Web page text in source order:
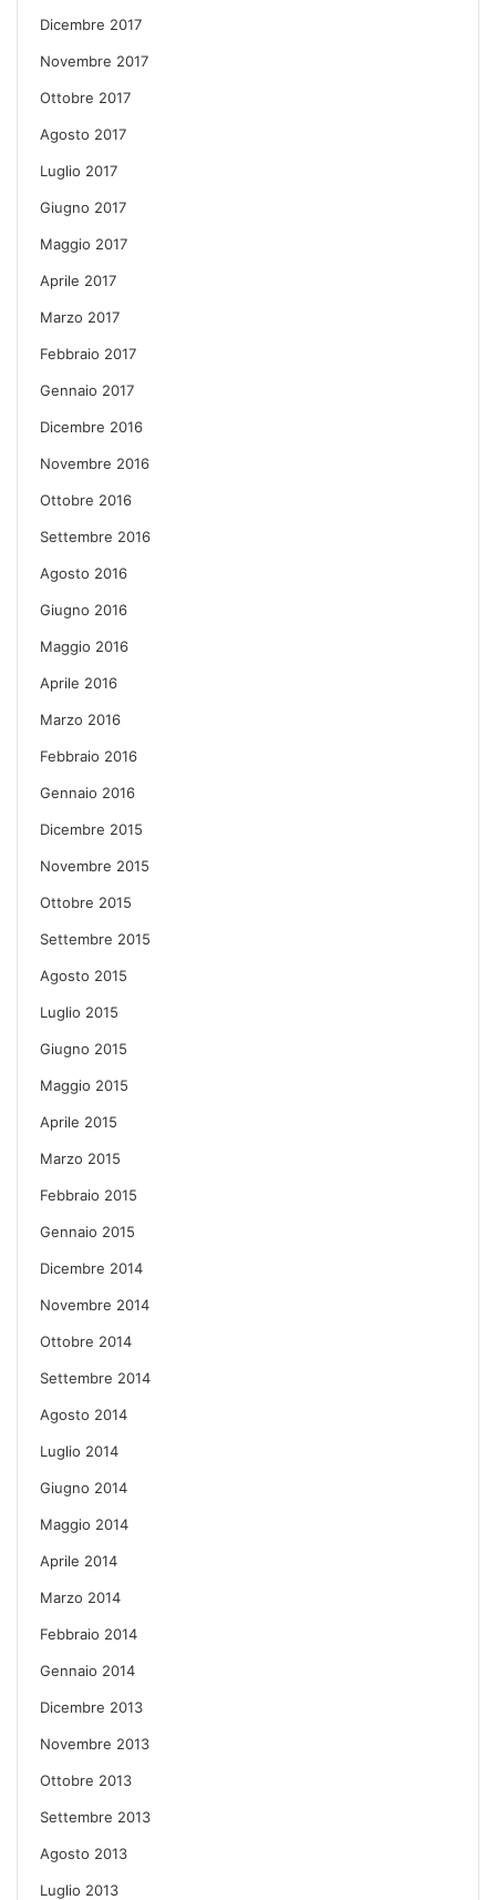
Dicembre 2017
Novembre 2017
Ottobre 2017
Agosto 2017
Luglio 2017
Giugno 2017
Maggio 2017
Aprile 2017
Marzo 2017
Febbraio 2017
Gennaio 2017
Dicembre 2016
Novembre 2016
Ottobre 2016
Settembre 2016
Agosto 2016
Giugno 2016
Maggio 2016
Aprile 2016
Marzo 2016
Febbraio 2016
Gennaio 2016
Dicembre 2015
Novembre 2015
Ottobre 2015
Settembre 2015
Agosto 2015
Luglio 2015
Giugno 2015
Maggio 2015
Aprile 2015
Marzo 2015
Febbraio 2015
Gennaio 2015
Dicembre 2014
Novembre 2014
Ottobre 2014
Settembre 2014
Agosto 2014
Luglio 2014
Giugno 2014
Maggio 2014
Aprile 2014
Marzo 2014
Febbraio 2014
Gennaio 2014
Dicembre 2013
Novembre 2013
Ottobre 2013
Settembre 2013
Agosto 2013
Luglio 2013